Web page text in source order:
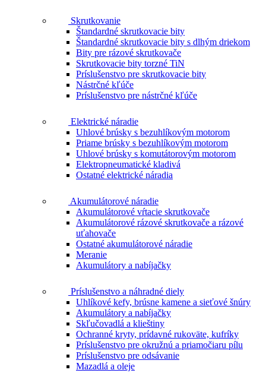
Skrutkovanie
Štandardné skrutkovacie bity
Štandardné skrutkovacie bity s dlhým driekom
Bity pre rázové skrutkovače
Skrutkovacie bity torzné TiN
Príslušenstvo pre skrutkovacie bity
Nástrčné kľúče
Príslušenstvo pre nástrčné kľúče
Elektrické náradie
Uhlové brúsky s bezuhlíkovým motorom
Priame brúsky s bezuhlíkovým motorom
Uhlové brúsky s komutátorovým motorom
Elektropneumatické kladivá
Ostatné elektrické náradia
Akumulátorové náradie
Akumulátorové vŕtacie skrutkovače
Akumulátorové rázové skrutkovače a rázové
uťahovače
Ostatné akumulátorové náradie
Meranie
Akumulátory a nabíjačky
Príslušenstvo a náhradné diely
Uhlíkové kefy, brúsne kamene a sieťové šnúry
Akumulátory a nabíjačky
Skľučovadlá a klieštiny
Ochranné kryty, prídavné rukoväte, kufríky
Príslušenstvo pre okružnú a priamočiaru pílu
Príslušenstvo pre odsávanie
Mazadlá a oleje